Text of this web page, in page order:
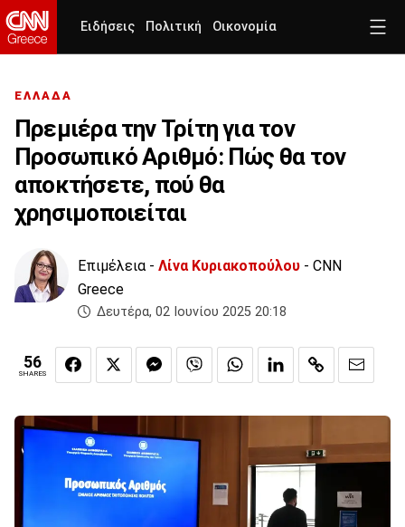
Ειδήσεις Πολιτική Οικονομία
ΕΛΛΑΔΑ
Πρεμιέρα την Τρίτη για τον
Προσωπικό Αριθμό: Πώς θα τον
αποκτήσετε, πού θα
χρησιμοποιείται
Επιμέλεια - Λίνα Κυριακοπούλου - CNN
Greece
Δευτέρα, 02 Ιουνίου 2025 20:18
56
SHARES